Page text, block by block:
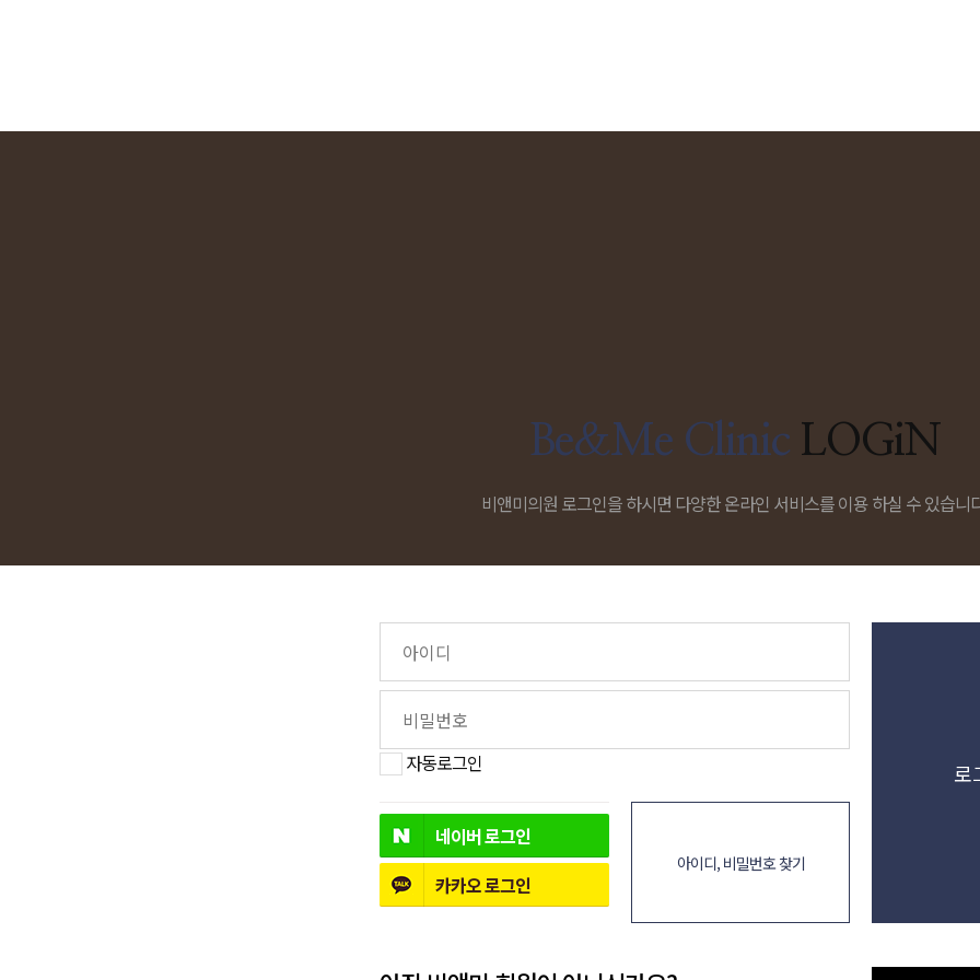
Be&Me Clinic LOGiN
비앤미의원 로그인을 하시면 다양한 온라인 서비스를 이용 하실 수 있습니
로
자동로그인
네이버로그인
카카오로그인
아이디, 비밀번호 찾기